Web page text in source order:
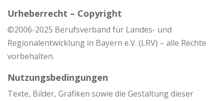
Urheberrecht – Copyright
©2006-2025 Berufsverband für Landes- und
Regionalentwicklung in Bayern e.V. (LRV) – alle Rechte
vorbehalten.
Nutzungsbedingungen
Texte, Bilder, Grafiken sowie die Gestaltung dieser